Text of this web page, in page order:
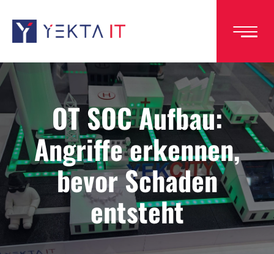
OT SOC Aufbau:
Angriffe erkennen,
bevor Schaden
entsteht
Image